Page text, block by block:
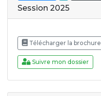
Session 2025
Télécharger la brochure
Suivre mon dossier